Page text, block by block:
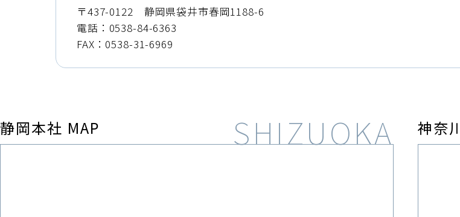
〒437-0122 静岡県袋井市春岡1188-6
電話： 0538-84-6363
FAX：0538-31-6969
静岡本社 MAP 神奈